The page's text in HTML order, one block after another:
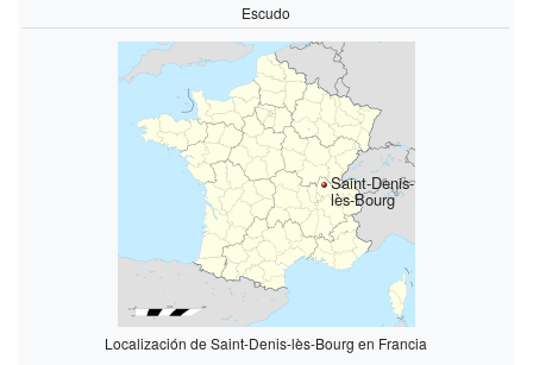
Escudo
Saint-Denis-
lès-Bourg
Localización de Saint-Denis-lès-Bourg en Francia